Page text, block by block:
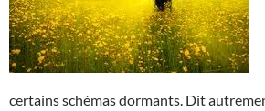
certains schémas dormants. Dit